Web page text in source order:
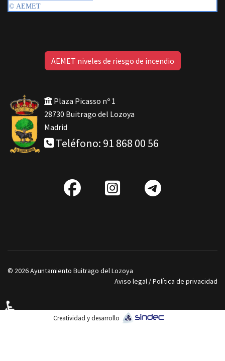
AEMET niveles de riesgo de incendio
Plaza Picasso nº 1
28730 Buitrago del Lozoya
Madrid
Teléfono: 91 868 00 56
fab
IG
© 2026 Ayuntamiento Buitrago del Lozoya
Aviso legal /Política de privacidad
Creatividad y desarrollo